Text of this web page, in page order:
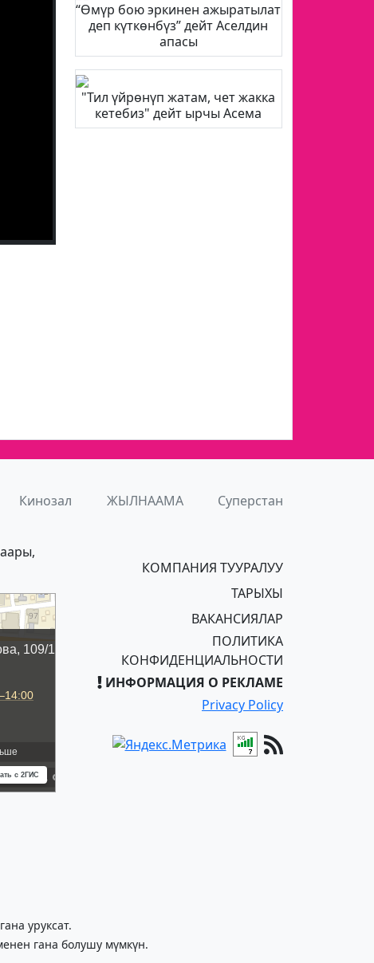
“Өмүр бою эркинен ажыратылат
деп күткөнбүз” дейт Аселдин
апасы
"Тил үйрөнүп жатам, чет жакка
кетебиз" дейт ырчы Асема
Кинозал ЖЫЛНААМА Суперстан
КОМПАНИЯ ТУУРАЛУУ
ТАРЫХЫ
ВАКАНСИЯЛАР
ПОЛИТИКА
КОНФИДЕНЦИАЛЬНОСТИ
ИНФОРМАЦИЯ О РЕКЛАМЕ
Privacy Policy
уруксат.
гана болушу мүмкүн.